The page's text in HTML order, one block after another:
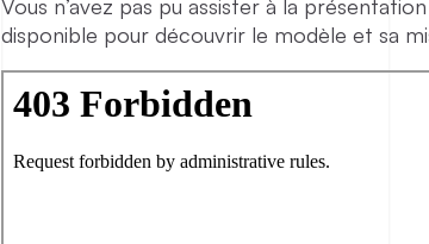
Vous n’avez pas pu assister à la
disponible pour découvrir le modèle et sa